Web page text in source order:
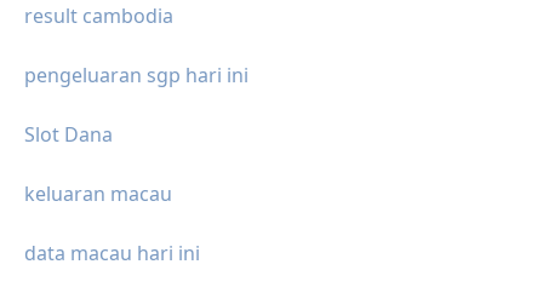
result cambodia
pengeluaran sgp hari ini
Slot Dana
keluaran macau
data macau hari ini